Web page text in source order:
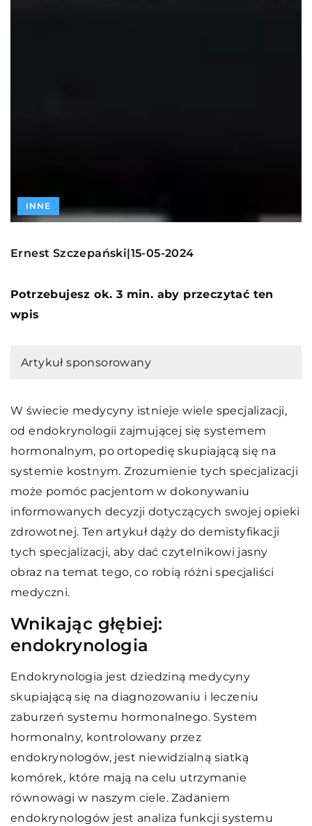
INNE
Ernest Szczepański|15-05-2024
Potrzebujesz ok. 3 min. aby przeczytać ten
wpis
Artykuł sponsorowany
W świecie medycyny istnieje wiele specjalizacji,
od endokrynologii zajmującej się systemem
hormonalnym, po ortopedię skupiającą się na
systemie kostnym. Zrozumienie tych specjalizacji
może pomóc pacjentom w dokonywaniu
informowanych decyzji dotyczących swojej opieki
zdrowotnej. Ten artykuł dąży do demistyfikacji
tych specjalizacji, aby dać czytelnikowi jasny
obraz na temat tego, co robią różni specjaliści
medyczni.
Wnikając głębiej:
endokrynologia
Endokrynologia jest dziedziną medycyny
skupiającą się na diagnozowaniu i leczeniu
zaburzeń systemu hormonalnego. System
hormonalny, kontrolowany przez
endokrynologów, jest niewidzialną siatką
komórek, które mają na celu utrzymanie
równowagi w naszym ciele. Zadaniem
endokrynologów jest analiza funkcji systemu